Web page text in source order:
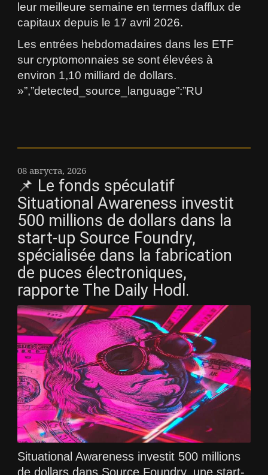
leur meilleure semaine en termes dafflux de
capitaux depuis le 17 avril 2026.
Les entrées hebdomadaires dans les ETF
sur cryptomonnaies se sont élevées à
environ 1,10 milliard de dollars.
»”,”detected_source_language”:”RU
08 августа, 2026
📌 Le fonds spéculatif
Situational Awareness investit
500 millions de dollars dans la
start-up Source Foundry,
spécialisée dans la fabrication
de puces électroniques,
rapporte The Daily Hodl.
Situational Awareness investit 500 millions
de dollars dans Source Foundry, une start-